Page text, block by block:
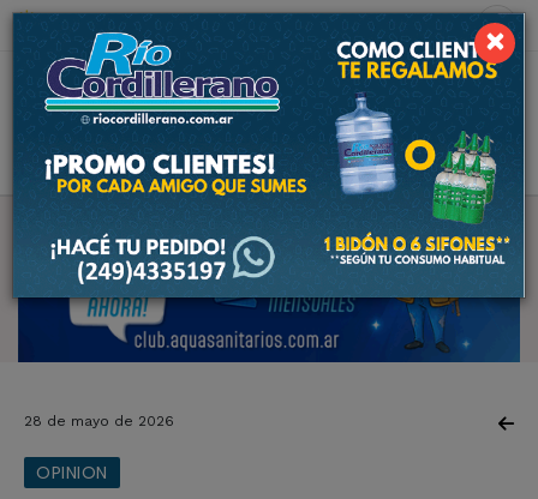
7.3 ºC 6 de agosto de 2026
28 de mayo de 2026
OPINION
×